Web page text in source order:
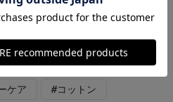
のスカートは広がり過ぎないAラ
ンスを程良くまとめます。
#ニット
ケア #コットン